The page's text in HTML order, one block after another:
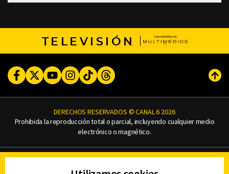
TELEVISIÓN
FacebookTwitterYoutubeInstagram
TikTokThreads
DERECHOS RESERVADOS © CANAL 6 2026
Prohibida la reproducción total o parcial, incluyendo cualquier medio
electrónico o magnético.